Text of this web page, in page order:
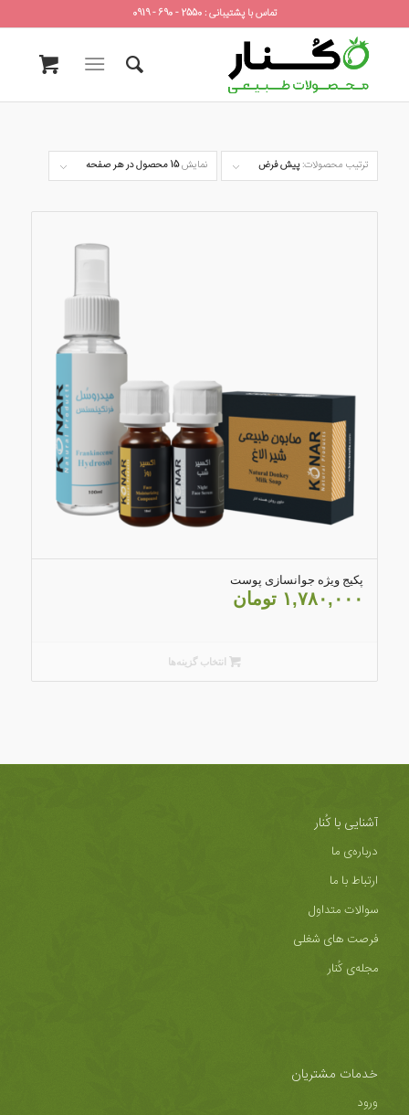
تماس با پشتیبانی : 2550 - 690 - 0919
ترتیب محصولات:پیش فرض نمایش15 محصول در هر صفحه
4.83
پکیج ویژه جوانسازی پوست
۱,۷۸۰,۰۰۰ تومان
انتخاب گزینه‌ها
آشنایی با کُنار
درباره‌ی ما
ارتباط با ما
سوالات متداول
فرصت های شغلی
مجله‌ی کُنار
خدمات مشتریان
ورود